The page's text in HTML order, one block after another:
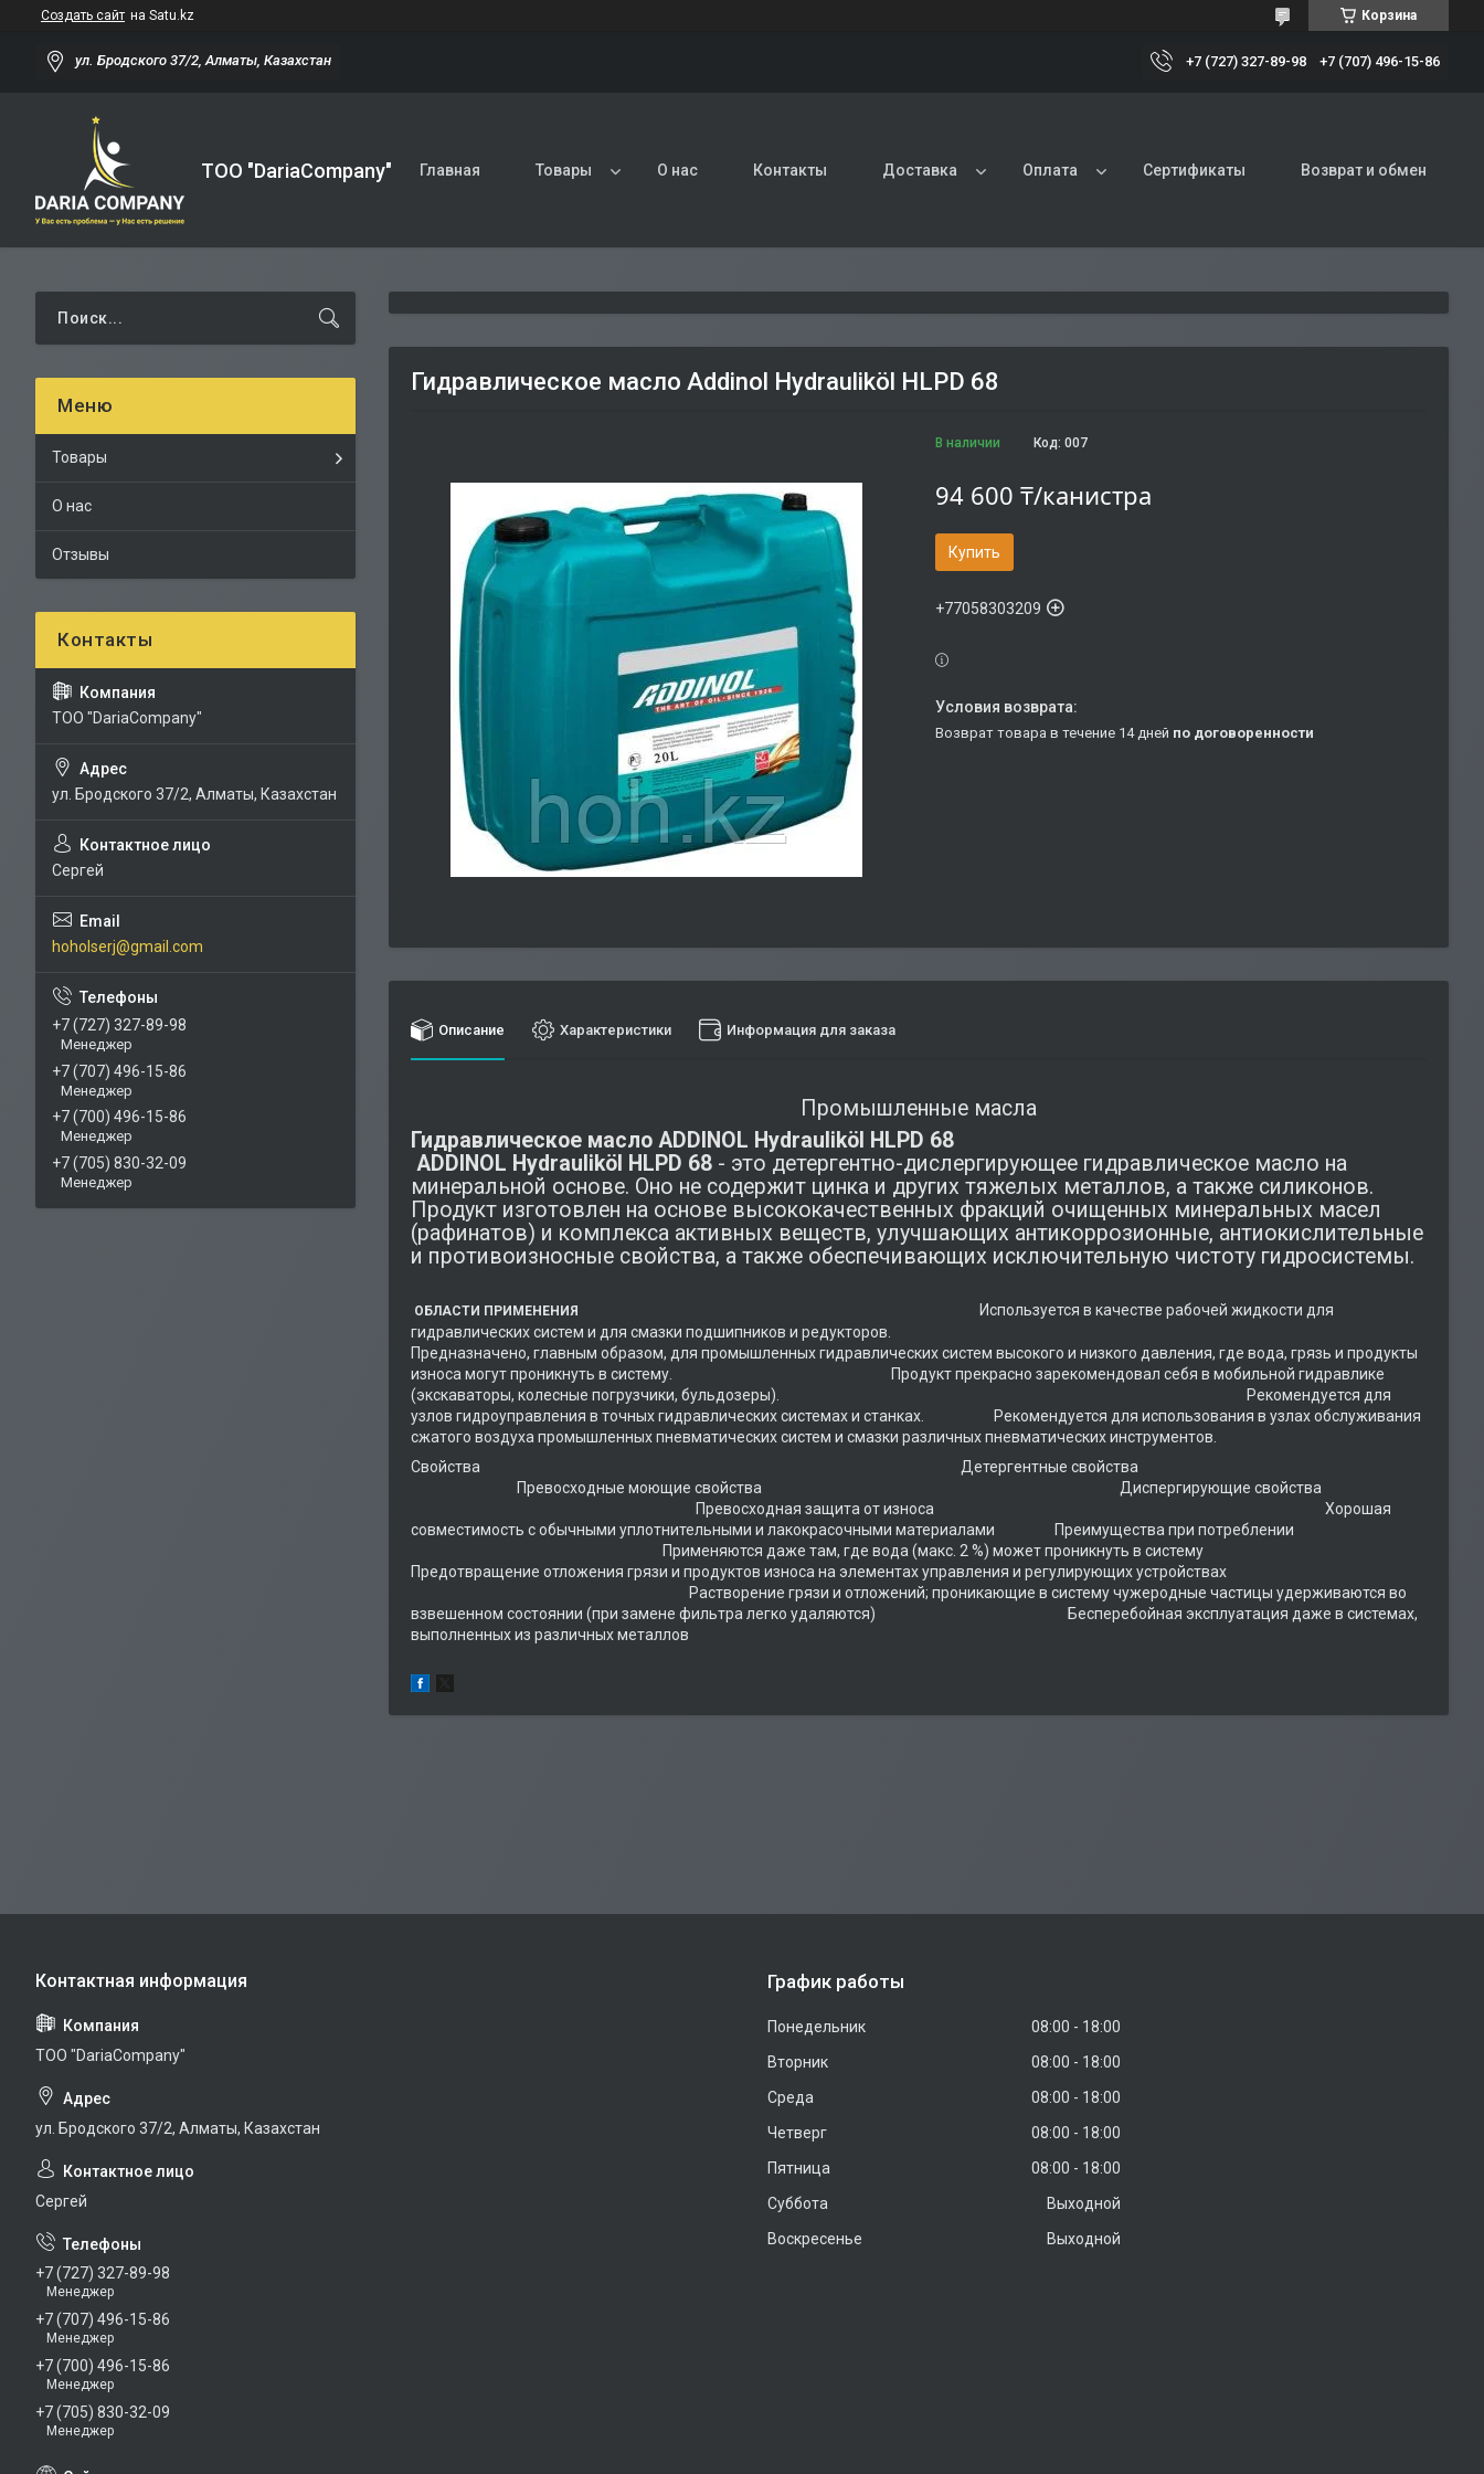
Создать сайт на Satu.kz Корзина
ул. Бродского 37/2, Алматы, Казахстан +7 (727) 327-89-98 +7 (707) 496-15-86
TOO "DariaCompany" Главная Товары О нас Контакты Доставка Оплата Сертификаты Возврат и обмен
Гидравлическое масло Addinol Hydrauliköl HLPD 68
В наличии Код: 007
94 600 ₸/канистра
Купить
+77058303209
возврат товара в течение 14 дней по договоренности
Описание Характеристики Информация для заказа
Промышленные масла
Гидравлическое масло ADDINOL Hydrauliköl HLPD 68
ADDINOL Hydrauliköl HLPD 68 - это детергентно-дислергирующее гидравлическое масло на
минеральной основе. Оно не содержит цинка и других тяжелых металлов, а также силиконов.
Продукт изготовлен на основе высококачественных фракций очищенных минеральных масел
(рафинатов) и комплекса активных веществ, улучшающих антикоррозионные, антиокислительные
и противоизносные свойства, а также обеспечивающих исключительную чистоту гидросистемы.
ОБЛАСТИ ПРИМЕНЕНИЯ
Используется в качестве рабочей жидкости для
гидравлических систем и для смазки подшипников и редукторов.
Предназначено, главным образом, для промышленных гидравлических систем высокого и низкого давления, где вода, грязь и продукты
износа могут проникнуть в систему. Продукт прекрасно зарекомендовал себя в мобильной гидравлике
(экскаваторы, колесные погрузчики, бульдозеры). Рекомендуется для
узлов гидроуправления в точных гидравлических системах и станках. Рекомендуется для использования в узлах обслуживания
сжатого воздуха промышленных пневматических систем и смазки различных пневматических инструментов.
Свойства Детергентные свойства
Превосходные моющие свойства Диспергирующие свойства
Превосходная защита от износа Хорошая
совместимость с обычными уплотнительными и лакокрасочными материалами Преимущества при потреблении
Применяются даже там, где вода (макс. 2 %) может проникнуть в систему
Предотвращение отложения грязи и продуктов износа на элементах управления и регулирующих устройствах
Растворение грязи и отложений; проникающие в систему чужеродные частицы удерживаются во
взвешенном состоянии (при замене фильтра легко удаляются) Бесперебойная эксплуатация даже в системах,
выполненных из различных металлов
Товары
О нас
Отзывы
TOO "DariaCompany"
ул. Бродского 37/2, Алматы, Казахстан
Сергей
hoholserj@gmail.com
+7 (727) 327-89-98
Менеджер
+7 (707) 496-15-86
Менеджер
+7 (700) 496-15-86
Менеджер
+7 (705) 830-32-09
Менеджер
TOO "DariaCompany"
ул. Бродского 37/2, Алматы, Казахстан
Сергей
+7 (727) 327-89-98
Менеджер
+7 (707) 496-15-86
Менеджер
+7 (700) 496-15-86
Менеджер
+7 (705) 830-32-09
Менеджер
График работы
Понедельник 08:00
18:00
Вторник
08:00
18:00
Среда
08:00
18:00
Четверг
08:00
18:00
Пятница
08:00
18:00
Суббота
Выходной
Воскресенье
Выходной